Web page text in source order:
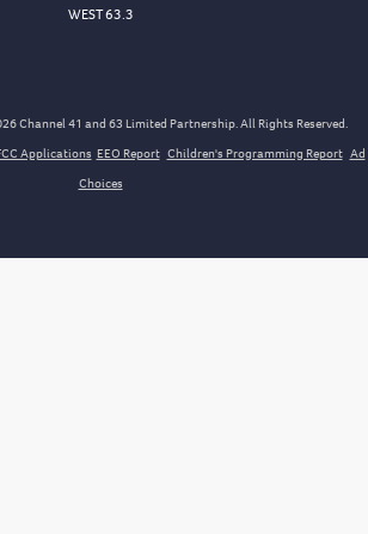
WEST 63.3
Channel 41 and 63 Limited Partnership. All Rights Reserved.
Applications EEO Report Children's Programming Report Ad
Choices